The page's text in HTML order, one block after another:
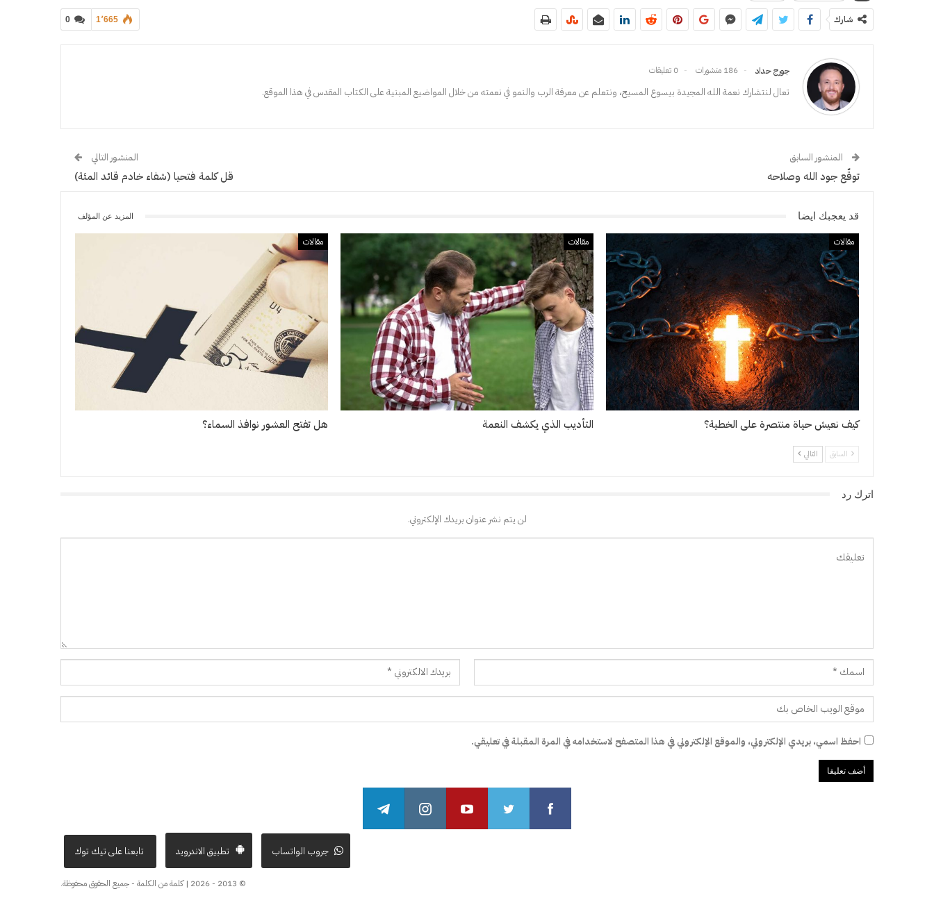
0 1٬665 شارك
جورج حداد 186 منشورات 0 تعليقات
تعال لنتشارك نعمة الله المجيدة بيسوع المسيح، ونتعلم عن معرفة الرب والنمو في نعمته من خلال المواضيع المبنية على الكتاب المقدس في هذا الموقع.
المنشور السابق
توقّع جود الله وصلاحه
المنشور التالي
قل كلمة فتحيا (شفاء خادم قائد المئة)
قد يعجبك ايضا المزيد عن المؤلف
مقالات
كيف نعيش حياة منتصرة على الخطية؟
مقالات
التأديب الذي يكشف النعمة
مقالات
هل تفتح العشور نوافذ السماء؟
السابق التالي
اترك رد
لن يتم نشر عنوان بريدك الإلكتروني.
احفظ اسمي، بريدي الإلكتروني، والموقع الإلكتروني في هذا المتصفح لاستخدامه في المرة المقبلة في تعليقي.
جروب الواتساب تطبيق الاندرويد تابعنا على تيك توك
© 2013 - 2026 | كلمة من الكلمة - جميع الحقوق محفوظة.